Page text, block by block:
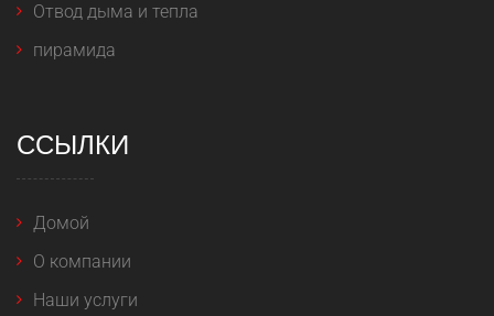
Отвод дыма и тепла
пирамида
ССЫЛКИ
Домой
O компании
Наши услуги